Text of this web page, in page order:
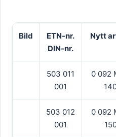
Bild
ETN-nr.
DIN-nr.
Nytt
503 011
001
0 092
503 012
001
0 092